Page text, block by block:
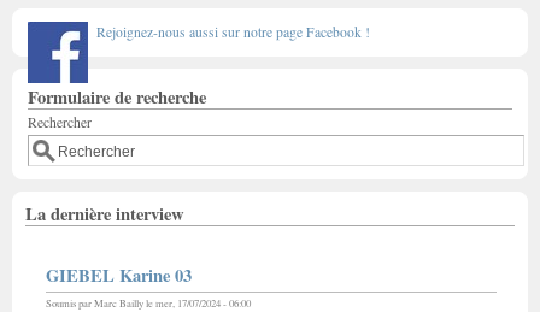
Rejoignez-nous aussi sur notre page Facebook !
Formulaire de recherche
Rechercher
La dernière interview
GIEBEL Karine 03
Soumis parMarc Baillyle mer, 17/07/2024 - 06:00